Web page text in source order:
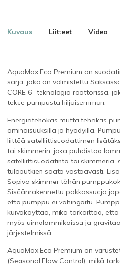
Kuvaus Liitteet Video
AquaMax Eco Premium on
sarja, joka on valmistettu
CORE 6 -teknologia roottorissa,
tekee pumpusta hiljaisemman.
Energiatehokas mutta tehokas
ominaisuuksilla ja hyödyillä.
liittää satelliittisuodattimen
tai skimmerin, joka puhdistaa
satelliittisuodatinta tai skimmeriä,
tuloputkien säätö vastaavasti.
Sopiva skimmer tähän
Sisäänrakennettu pakkassuoja
että pumppu ei vahingoitu.
kuivakäyttää, mikä tarkoittaa,
myös uimalammikoissa ja
järjestelmissä.
AquaMax Eco Premium on
(Seasonal Flow Control), mikä